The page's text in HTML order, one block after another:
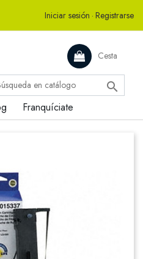
Iniciar sesión · Registrarse
Cesta

Franquíciate